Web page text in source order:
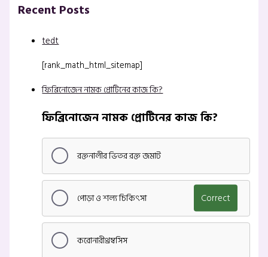
Recent Posts
tedt
[rank_math_html_sitemap]
ফিব্রিনোজেন নামক প্রোটিনের কাজ কি?
ফিব্রিনোজেন নামক প্রোটিনের কাজ কি?
রক্তনালীর ভিতর রক্ত জমাট
পোড়া ও শল্য চিকিৎসা Correct
করোনারীথ্রম্বসিস